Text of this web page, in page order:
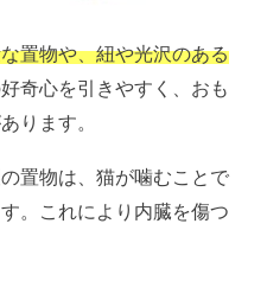
置物や、紐や光沢のある
奇心を引きやすく、おも
ります。
置物は、猫が噛むことで
。これにより内臓を傷つ